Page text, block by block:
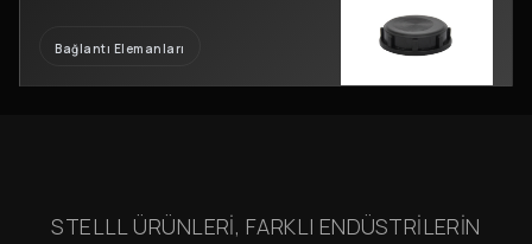
Bağlantı Elemanları
STELLL ÜRÜNLERI, FARKLI ENDÜSTRILERIN